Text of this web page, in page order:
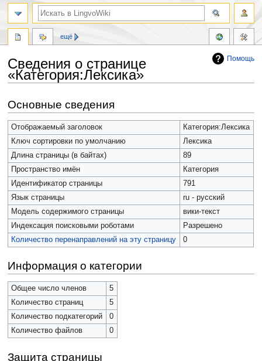
Помощь
Сведения о странице
«Категория:Лексика»
к
навигации
к
поиску
Основные сведения
Отображаемый заголовок
Категория:Лексика
Ключ сортировки по умолчанию
Лексика
Длина страницы (в байтах)
89
Пространство имён
Категория
Идентификатор страницы
791
Язык страницы
ru - русский
Модель содержимого страницы
вики-текст
Индексация поисковыми роботами
Разрешено
Количество перенаправлений на эту страницу
0
Информация о категории
Общее число членов
5
Количество страниц
5
Количество подкатегорий
0
Количество файлов
0
Защита страницы
ещё